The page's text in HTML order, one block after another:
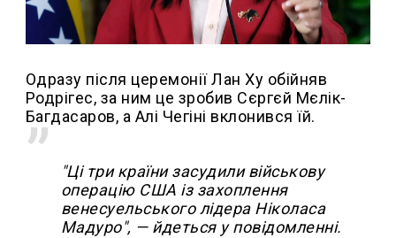
Одразу після церемонії Лан Ху обійняв
Родрігес, за ним це зробив Сєргєй Мєлік-
Багдасаров, а Алі Чегіні вклонився їй.
"Ці три країни засудили військову
операцію США із захоплення
венесуельського лідера Ніколаса
Мадуро", — йдеться у повідомленні.